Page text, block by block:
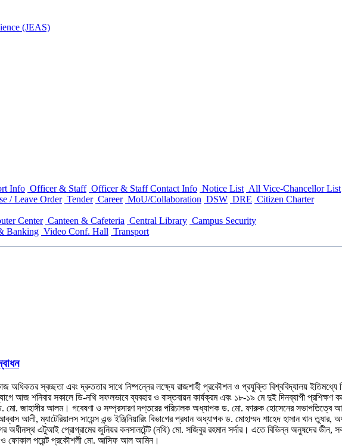
(JEAS)
Info Officer & Staff Officer & Staff Contact Info Notice List All Vice-Chancellor List
/ Leave Order Tender Career MoU/Collaboration DSW DRE Citizen Charter
Center Canteen & Cafeteria Central Library Campus Security
Banking Video Conf. Hall Transport
কাজ অধিকতর স্বচ্ছতা এবং দ্রুততার সাথে নিষ্পন্নের লক্ষ্যে রাজশাহী প্রকৌশল ও প্রযুক্তি বিশ্ববিদ্যালয়
আজ শনিবার সকালে ডি-নথি সফলভাবে ব্যবহার ও বাস্তবায়ন কার্যক্রম এবং ১৮-১৯ মে দুই দিনব্যাপী
ড. মো. জাহাঙ্গীর আলম। গবেষণা ও সম্প্রসারণ দপ্তরের পরিচালক অধ্যাপক ড. মো. ফারুক হোসেনের
ম্যাটেরিয়ালস সায়েন্স এন্ড ইঞ্জিনিয়ারিং বিভাগের প্রধান অধ্যাপক ড. মোহাম্মদ শাহেদ হাসান খান তুষার,
অধীনস্থ এটুআই প্রোগ্রামের জুনিয়র কনসালটেন্ট (নথি) মো. সজিবুর রহমান সর্দার। এতে বিভিন্ন অনুষদের
ও ফোকাল পয়েন্ট প্রকৌশলী মো. আসিফ আল আমিন।